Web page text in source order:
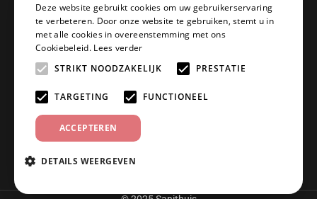
Over ons
Algemene voorwaarden
Disclaimer
Privacy Policy
Betaalmethoden
Retourneren
Klantenservice
Offerte aanvragen
Contact
Deze website gebruikt cookies om uw gebruikerservaring
te verbeteren. Door onze website te gebruiken, stemt u in
met alle cookies in overeenstemming met ons
Cookiebeleid. Lees verder
STRIKT NOODZAKELIJK
PRESTATIE
TARGETING FUNCTIONEEL
ACCEPTEREN
DETAILS WEERGEVEN